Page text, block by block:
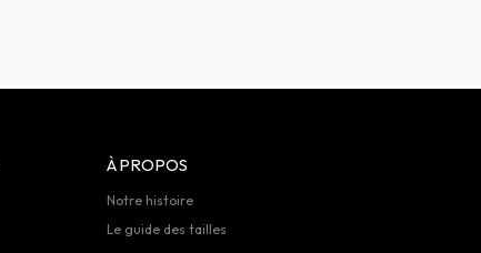
À PROPOS
Notre histoire
Le guide des tailles